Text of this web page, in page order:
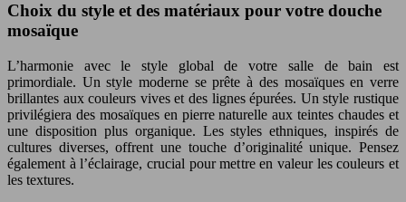
Choix du style et des matériaux pour votre douche
mosaïque
L’harmonie avec le style global de votre salle de bain est
primordiale. Un style moderne se prête à des mosaïques en verre
brillantes aux couleurs vives et des lignes épurées. Un style rustique
privilégiera des mosaïques en pierre naturelle aux teintes chaudes et
une disposition plus organique. Les styles ethniques, inspirés de
cultures diverses, offrent une touche d’originalité unique. Pensez
également à l’éclairage, crucial pour mettre en valeur les couleurs et
les textures.